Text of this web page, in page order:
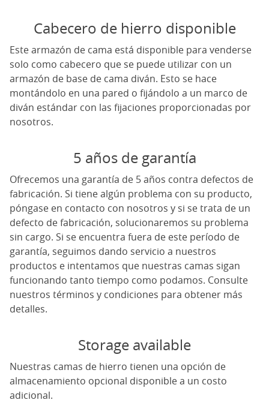
Cabecero de hierro disponible
Este armazón de cama está disponible para venderse
solo como cabecero que se puede utilizar con un
armazón de base de cama diván. Esto se hace
montándolo en una pared o fijándolo a un marco de
diván estándar con las fijaciones proporcionadas por
nosotros.
5 años de garantía
Ofrecemos una garantía de 5 años contra defectos de
fabricación. Si tiene algún problema con su producto,
póngase en contacto con nosotros y si se trata de un
defecto de fabricación, solucionaremos su problema
sin cargo. Si se encuentra fuera de este período de
garantía, seguimos dando servicio a nuestros
productos e intentamos que nuestras camas sigan
funcionando tanto tiempo como podamos. Consulte
nuestros términos y condiciones para obtener más
detalles.
Storage available
Nuestras camas de hierro tienen una opción de
almacenamiento opcional disponible a un costo
adicional.